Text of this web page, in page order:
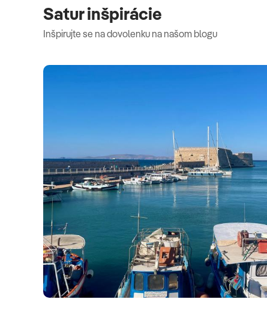
Satur inšpirácie
Inšpirujte se na dovolenku na našom blogu